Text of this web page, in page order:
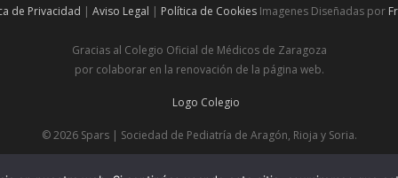
de Privacidad | Aviso Legal | Política de Cookies Imagenes Diseñadas por
Gracias al Colegio Oficial de Médicos de Zaragoza
por colaborar en la renovación de la página web.
© 2026 Spars | Sociedad de Pediatría de Aragón, Rioja y Soria.